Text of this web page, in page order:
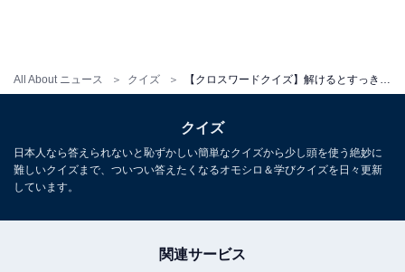
All About ニュース クイズ
クイズ
日本人なら答えられないと恥ずかしい簡単なクイズから少し頭を使う絶妙に
難しいクイズまで、ついつい答えたくなるオモシロ＆学びクイズを日々更新
しています。
関連サービス